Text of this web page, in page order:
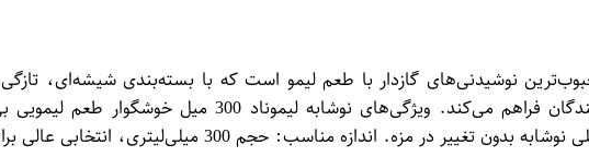
یکی از محبوب‌ترین نوشیدنی‌های گازدار با طعم لیمو است که با بسته‌بندی
تجربه‌ای خنک و لذت‌بخش را برای مصرف‌کنندگان
حجم 300 میلی‌لیتری، انتخابی عالی برای مصرف روزانه و همراه داشتن در سفر.